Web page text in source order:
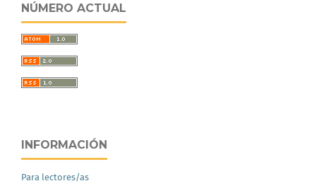
NÚMERO ACTUAL
INFORMACIÓN
Para lectores/as